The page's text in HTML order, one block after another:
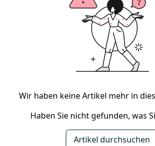
Wir haben keine Artikel mehr in
Haben Sie nicht gefunden, was
Artikel durchsuchen